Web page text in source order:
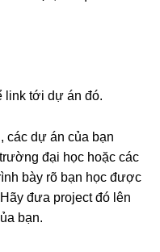
link tới dự án đó.
các dự án của bạn
đại học hoặc các
bày rõ bạn học được
đưa project đó lên
bạn.